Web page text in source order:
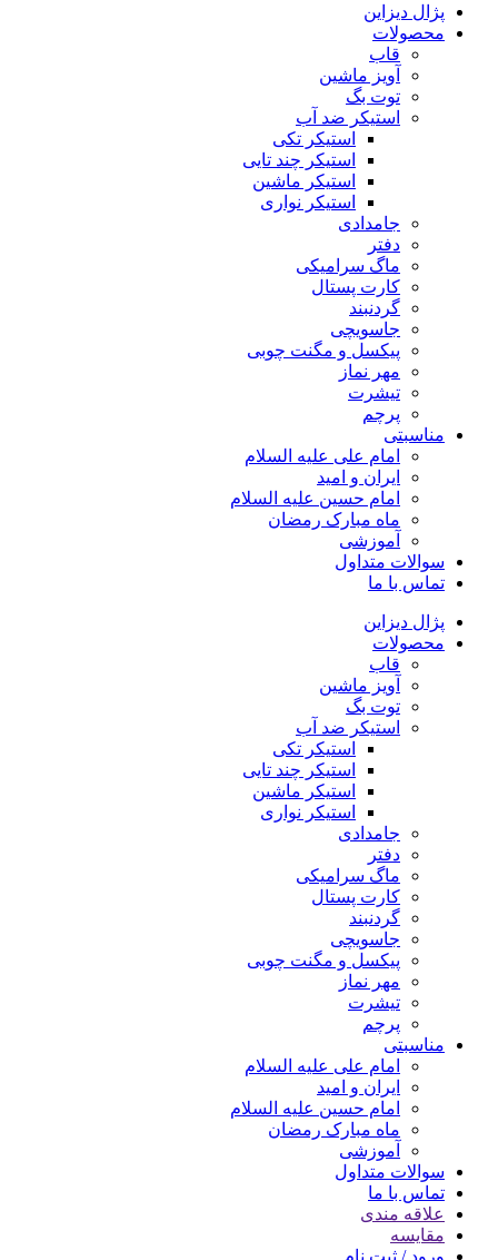
پژال دیزاین
محصولات
قاب
آویز ماشین
توت بگ
استیکر ضد آب
استیکر تکی
استیکر چند تایی
استیکر ماشین
استیکر نواری
جامدادی
دفتر
ماگ سرامیکی
کارت پستال
گردنبند
جاسویچی
پیکسل و مگنت چوبی
مهر نماز
تیشرت
پرچم
مناسبتی
امام علی علیه السلام
ایران و امید
امام حسین علیه السلام
ماه مبارک رمضان
آموزشی
سوالات متداول
تماس با ما
پژال دیزاین
محصولات
قاب
آویز ماشین
توت بگ
استیکر ضد آب
استیکر تکی
استیکر چند تایی
استیکر ماشین
استیکر نواری
جامدادی
دفتر
ماگ سرامیکی
کارت پستال
گردنبند
جاسویچی
پیکسل و مگنت چوبی
مهر نماز
تیشرت
پرچم
مناسبتی
امام علی علیه السلام
ایران و امید
امام حسین علیه السلام
ماه مبارک رمضان
آموزشی
سوالات متداول
تماس با ما
علاقه مندی
مقایسه
ورود / ثبت نام